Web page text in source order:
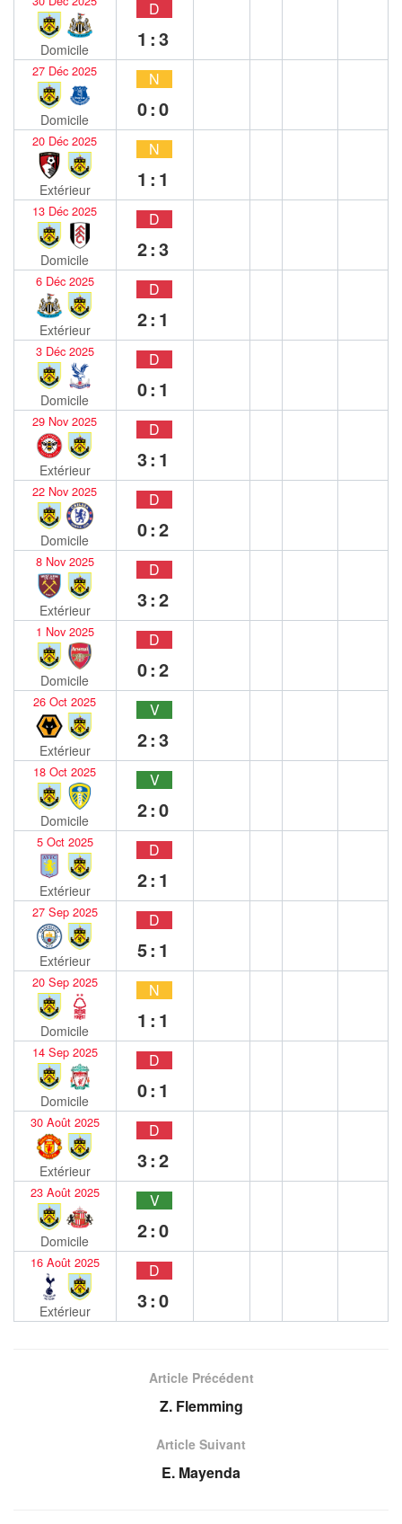
Domicile
D
1:3
27 Déc 2025
Domicile
N
0:0
20 Déc 2025
Extérieur
N
1:1
13 Déc 2025
Domicile
D
2:3
6 Déc 2025
Extérieur
D
2:1
3 Déc 2025
Domicile
D
0:1
29 Nov 2025
Extérieur
D
3:1
22 Nov 2025
Domicile
D
0:2
8 Nov 2025
Extérieur
D
3:2
1 Nov 2025
Domicile
D
0:2
26 Oct 2025
Extérieur
V
2:3
18 Oct 2025
Domicile
V
2:0
5 Oct 2025
Extérieur
D
2:1
27 Sep 2025
Extérieur
D
5:1
20 Sep 2025
Domicile
N
1:1
14 Sep 2025
Domicile
D
0:1
30 Août 2025
Extérieur
D
3:2
23 Août 2025
Domicile
V
2:0
16 Août 2025
Extérieur
D
3:0
Article Précédent
Z. Flemming
Article Suivant
E. Mayenda